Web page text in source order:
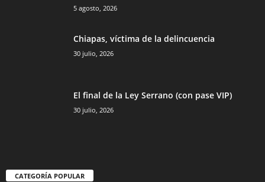
5 agosto, 2026
Chiapas, víctima de la delincuencia
30 julio, 2026
El final de la Ley Serrano (con pase VIP)
30 julio, 2026
CATEGORÍA POPULAR